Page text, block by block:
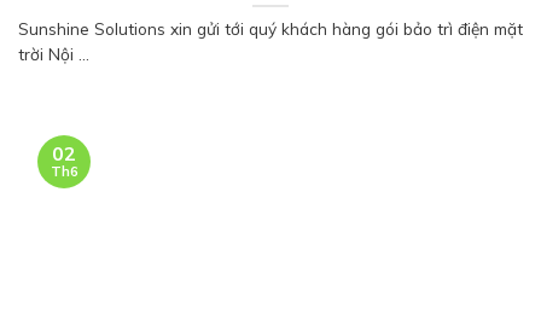
Sunshine Solutions xin gửi tới quý khách hàng gói bảo trì điện mặt
trời Nội ...
02
Th6